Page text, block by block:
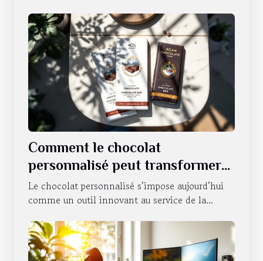
Comment le chocolat
personnalisé peut transformer
la communication d'entreprise ?
Le chocolat personnalisé s’impose aujourd’hui
comme un outil innovant au service de la...